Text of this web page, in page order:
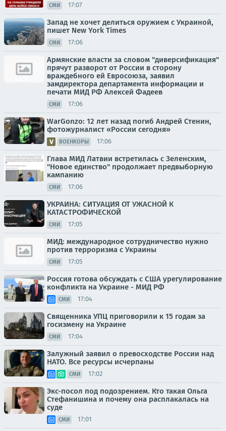
СМИ 17:07
Запад не хочет делиться оружием с Украиной,
пишет New York Times
СМИ 17:06
Армянские власти за словом "диверсификация"
прячут разворот от России в сторону
враждебного ей Евросоюза, заявил
замдиректора департамента информации и
печати МИД РФ Алексей Фадеев
СМИ 17:06
WarGonzo: 12 лет назад погиб Андрей Стенин,
фотожурналист «России сегодня»
ВОЕНКОРЫ 17:06
Глава МИД Латвии встретилась с Зеленским,
"Новое единство" продолжает предвыборную
кампанию
СМИ 17:06
УКРАИНА: СИТУАЦИЯ ОТ УЖАСНОЙ К
КАТАСТРОФИЧЕСКОЙ
СМИ 17:05
МИД: международное сотрудничество нужно
против терроризма с Украины
СМИ 17:05
Россия готова обсуждать с США урегулирование
конфликта на Украине - МИД РФ
СМИ 17:04
Священника УПЦ приговорили к 15 годам за
госизмену на Украине
СМИ 17:04
Залужный заявил о превосходстве России над
НАТО. Все ресурсы исчерпаны
СМИ 17:02
Экс-посол под подозрением. Кто такая Ольга
Стефанишина и почему она расплакалась на
суде
СМИ 17:01